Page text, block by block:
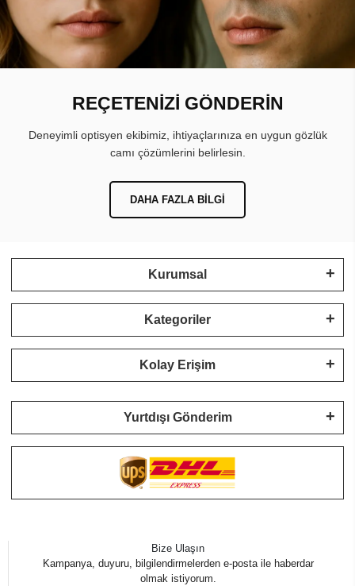
REÇETENİZİ GÖNDERİN
Deneyimli optisyen ekibimiz, ihtiyaçlarınıza en uygun gözlük
camı çözümlerini belirlesin.
DAHA FAZLA BILGI
Kurumsal
Kategoriler
Kolay Erişim
Yurtdışı Gönderim
Bize Ulaşın
Kampanya, duyuru, bilgilendirmelerden e-posta ile haberdar
olmak istiyorum.